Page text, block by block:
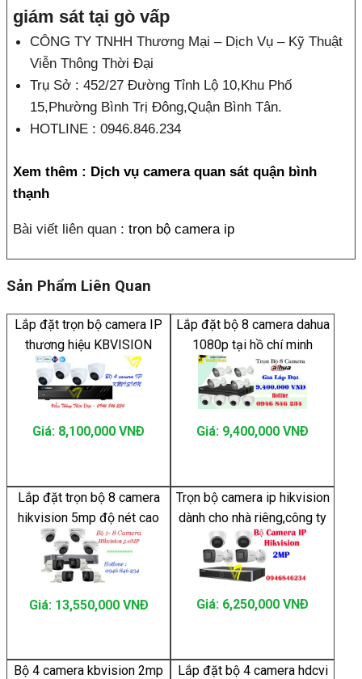
giám sát tại gò vấp
CÔNG TY TNHH Thương Mại – Dịch Vụ – Kỹ Thuật
Viễn Thông Thời Đại
Trụ Sở : 452/27 Đường Tỉnh Lộ 10,Khu Phố
15,Phường Bình Trị Đông,Quận Bình Tân.
HOTLINE : 0946.846.234
Xem thêm : Dịch vụ camera quan sát quận bình
thạnh
Bài viết liên quan : trọn bộ camera ip
Sản Phẩm Liên Quan
Lắp đặt trọn bộ camera IP
thương hiệu KBVISION
Giá: 8,100,000 VNÐ
Lắp đặt bộ 8 camera dahua
1080p tại hồ chí minh
Giá: 9,400,000 VNÐ
Lắp đặt trọn bộ 8 camera
hikvision 5mp độ nét cao
Giá: 13,550,000 VNÐ
Trọn bộ camera ip hikvision
dành cho nhà riêng,công ty
Giá: 6,250,000 VNÐ
Bộ 4 camera kbvision 2mp
Lắp đặt bộ 4 camera hdcvi